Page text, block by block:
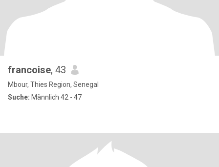
francoise, 43
Mbour, Thies Region, Senegal
Suche: Männlich 42 - 47